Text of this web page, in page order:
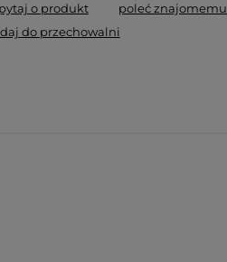
o produkt poleć znajomemu
do przechowalni